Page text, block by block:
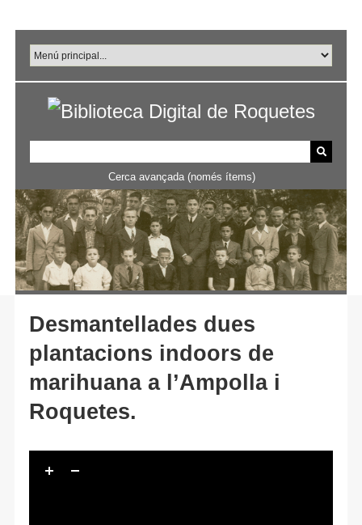
principal
Cerca avançada (només ítems)
Desmantellades dues
plantacions indoors de
marihuana a l’Ampolla i
Roquetes.